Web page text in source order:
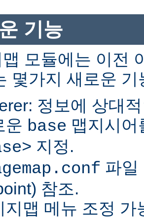
기능
모듈에는 이전
몇가지 새로운 기
정보에 상대
운 base 맵지시어
지정.
파일
참조.
지맵 메뉴 조정 가